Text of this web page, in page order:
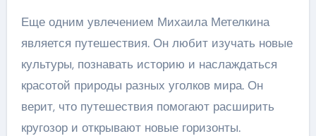
Еще одним увлечением Михаила Метелкина
является путешествия. Он любит изучать новые
культуры, познавать историю и наслаждаться
красотой природы разных уголков мира. Он
верит, что путешествия помогают расширить
кругозор и открывают новые горизонты.